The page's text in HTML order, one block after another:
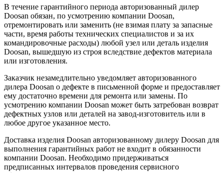
В течение гарантийного периода авторизованный дилер
Doosan обязан, по усмотрению компании Doosan,
отремонтировать или заменить (не взимая плату за запасные
части, время работы технических специалистов и за их
командировочные расходы) любой узел или деталь изделия
Doosan, вышедшую из строя вследствие дефектов материала
или изготовления.
Заказчик незамедлительно уведомляет авторизованного
дилера Doosan о дефекте в письменной форме и предоставляет
ему достаточно времени для ремонта или замены. По
усмотрению компании Doosan может быть затребован возврат
дефектных узлов или деталей на завод-изготовитель или в
любое другое указанное место.
Доставка изделия Doosan авторизованному дилеру Doosan для
выполнения гарантийных работ не входит в обязанности
компании Doosan. Необходимо придерживаться
предписанных интервалов проведения сервисного